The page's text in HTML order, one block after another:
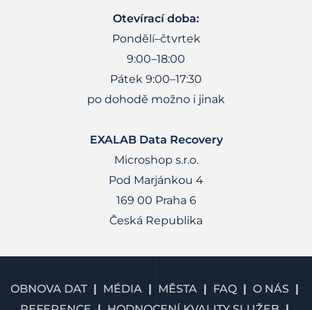
Otevírací doba:
Pondělí–čtvrtek
9:00–18:00
Pátek 9:00–17:30
po dohodě možno i jinak
EXALAB Data Recovery
Microshop s.r.o.
Pod Marjánkou 4
169 00 Praha 6
Česká Republika
OBNOVA DAT MÉDIA MĚSTA FAQ
O NÁS